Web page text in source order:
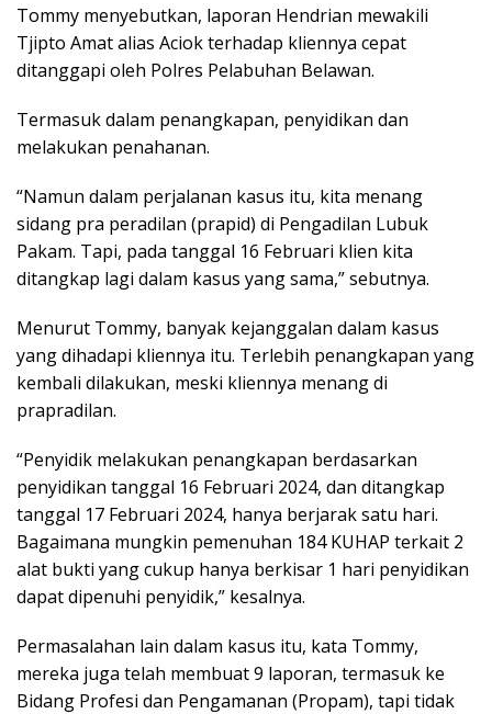
Tommy menyebutkan, laporan Hendrian mewakili
Tjipto Amat alias Aciok terhadap kliennya cepat
ditanggapi oleh Polres Pelabuhan Belawan.
Termasuk dalam penangkapan, penyidikan dan
melakukan penahanan.
“Namun dalam perjalanan kasus itu, kita menang
sidang pra peradilan (prapid) di Pengadilan Lubuk
Pakam. Tapi, pada tanggal 16 Februari klien kita
ditangkap lagi dalam kasus yang sama,” sebutnya.
Menurut Tommy, banyak kejanggalan dalam kasus
yang dihadapi kliennya itu. Terlebih penangkapan yang
kembali dilakukan, meski kliennya menang di
prapradilan.
“Penyidik melakukan penangkapan berdasarkan
penyidikan tanggal 16 Februari 2024, dan ditangkap
tanggal 17 Februari 2024, hanya berjarak satu hari.
Bagaimana mungkin pemenuhan 184 KUHAP terkait 2
alat bukti yang cukup hanya berkisar 1 hari penyidikan
dapat dipenuhi penyidik,” kesalnya.
Permasalahan lain dalam kasus itu, kata Tommy,
mereka juga telah membuat 9 laporan, termasuk ke
Bidang Profesi dan Pengamanan (Propam), tapi tidak